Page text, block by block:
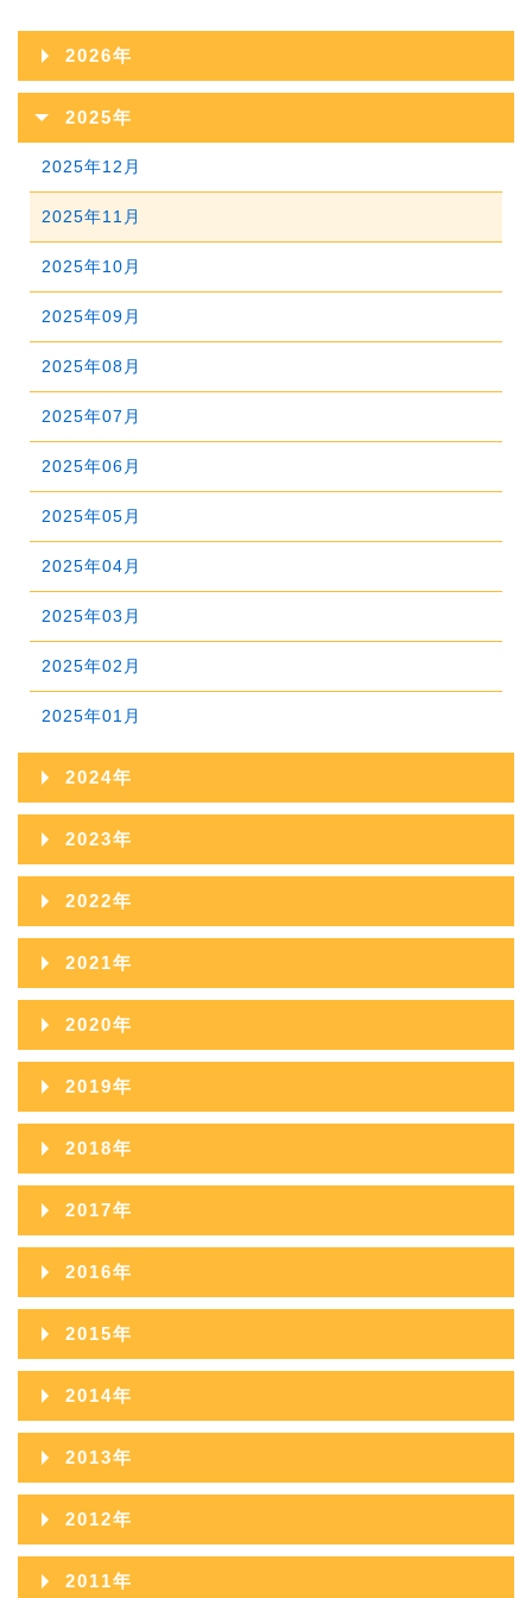
2026年
2026年08月
2026年07月
2026年06月
2026年05月
2026年04月
2026年03月
2026年02月
2026年01月
2025年
2025年12月
2025年11月
2025年10月
2025年09月
2025年08月
2025年07月
2025年06月
2025年05月
2025年04月
2025年03月
2025年02月
2025年01月
2024年
2024年12月
2024年11月
2024年10月
2024年09月
2024年08月
2024年07月
2024年06月
2024年05月
2024年03月
2024年02月
2024年01月
2023年
2023年12月
2023年11月
2023年10月
2023年09月
2023年08月
2023年07月
2023年06月
2023年05月
2023年03月
2023年02月
2023年01月
2022年
2022年12月
2022年11月
2022年10月
2022年09月
2022年08月
2022年07月
2022年06月
2022年05月
2022年03月
2022年02月
2022年01月
2021年
2021年12月
2021年11月
2021年10月
2021年09月
2021年08月
2021年07月
2021年06月
2021年05月
2021年03月
2021年02月
2021年01月
2020年
2020年12月
2020年11月
2020年10月
2020年09月
2020年08月
2020年07月
2020年06月
2020年05月
2020年03月
2020年02月
2019年
2019年12月
2019年11月
2019年10月
2019年09月
2019年08月
2019年07月
2019年06月
2019年05月
2019年03月
2018年
2018年12月
2018年11月
2018年10月
2018年09月
2018年08月
2018年07月
2018年06月
2018年05月
2017年
2017年12月
2017年11月
2017年10月
2017年09月
2017年08月
2017年07月
2017年06月
2016年
2016年12月
2016年11月
2016年10月
2016年09月
2016年08月
2016年07月
2015年
2015年12月
2015年11月
2015年10月
2015年09月
2015年08月
2014年
2014年12月
2014年11月
2014年10月
2013年
2013年12月
2013年11月
2012年
2012年12月
2011年